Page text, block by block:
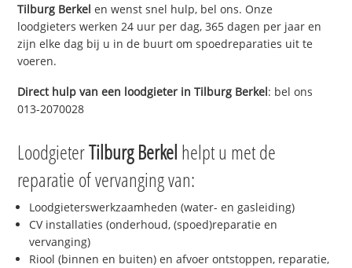
Tilburg Berkel en wenst snel hulp, bel ons. Onze
loodgieters werken 24 uur per dag, 365 dagen per jaar en
zijn elke dag bij u in de buurt om spoedreparaties uit te
voeren.
Direct hulp van een loodgieter inTilburg Berkel: bel ons
013-2070028
LoodgieterTilburg Berkel helpt u met de
reparatie of vervanging van:
Loodgieterswerkzaamheden (water- en gasleiding)
CV installaties (onderhoud, (spoed)reparatie en
vervanging)
Riool (binnen en buiten) en afvoer ontstoppen, reparatie,